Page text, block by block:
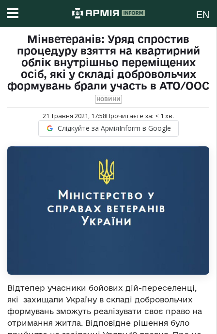
EN
Мінветеранів: Уряд спростив
процедуру взяття на квартирний
облік внутрішньо переміщених
осіб, які у складі добровольчих
формувань брали участь в АТО/ООС
НОВИНИ
21 Травня 2021, 17:58Прочитаєте за: < 1 хв.
Слідкуйте за АрміяInform в Google
Відтепер учасники бойових дій-переселенці,
які захищали Україну в складі добровольчих
формувань зможуть реалізувати своє право на
отримання житла. Відповідне рішення було